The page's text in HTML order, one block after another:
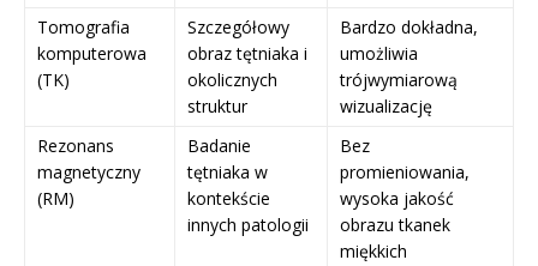
Tomografia
komputerowa
(TK)
Szczegółowy
obraz tętniaka i
okolicznych
struktur
Bardzo dokładna,
umożliwia
trójwymiarową
wizualizację
Rezonans
magnetyczny
(RM)
Badanie
tętniaka w
kontekście
innych patologii
Bez
promieniowania,
wysoka jakość
obrazu tkanek
miękkich